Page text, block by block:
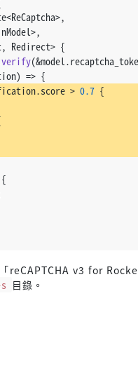
Redirect> {
verify
=> {
> 0.7 {
reCAPTCHA v3 for
目錄。